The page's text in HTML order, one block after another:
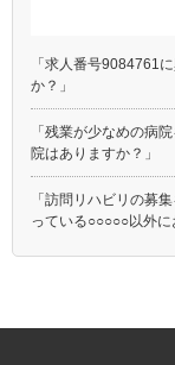
「求人番号9084761
か？」
「残業が少なめの病
院はありますか？」
「訪問リハビリの募
っている○○○○○以外に